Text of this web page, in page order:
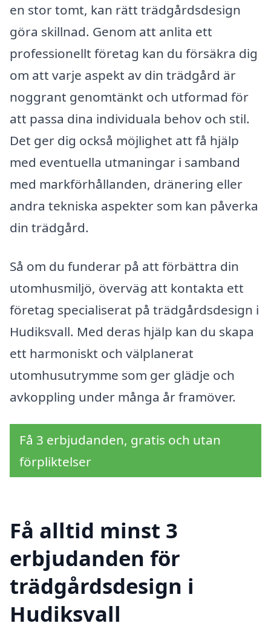
en stor tomt, kan rätt trädgårdsdesign
göra skillnad. Genom att anlita ett
professionellt företag kan du försäkra dig
om att varje aspekt av din trädgård är
noggrant genomtänkt och utformad för
att passa dina individuala behov och stil.
Det ger dig också möjlighet att få hjälp
med eventuella utmaningar i samband
med markförhållanden, dränering eller
andra tekniska aspekter som kan påverka
din trädgård.
Så om du funderar på att förbättra din
utomhusmiljö, överväg att kontakta ett
företag specialiserat på trädgårdsdesign i
Hudiksvall. Med deras hjälp kan du skapa
ett harmoniskt och välplanerat
utomhusutrymme som ger glädje och
avkoppling under många år framöver.
Få 3 erbjudanden, gratis och utan
förpliktelser
Få alltid minst 3
erbjudanden för
trädgårdsdesign i
Hudiksvall